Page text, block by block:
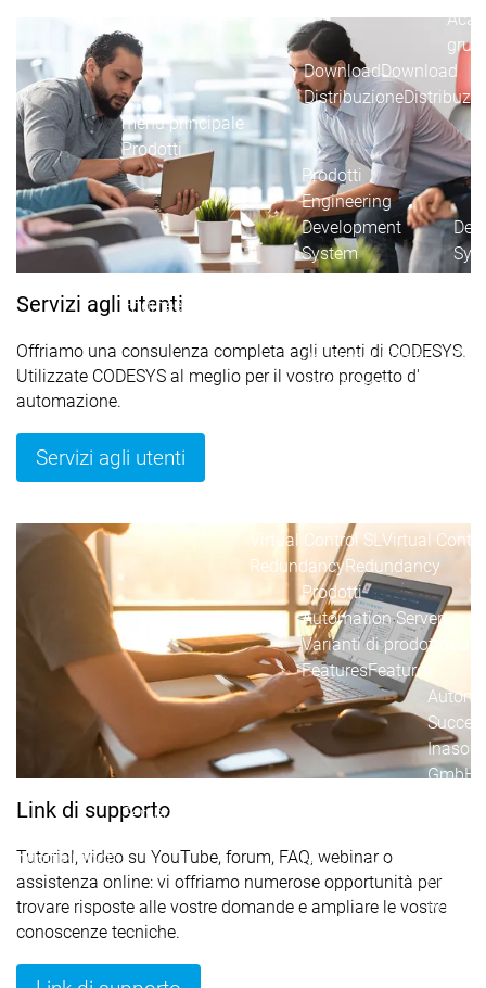
DownloadDownload
Distribuzione
ProdottiProdotti
menu principale
Prodotti
Engineering
Prodotti
Engineering
Development
System
AI-supported
AI-
Developer Edition
Application
Virtual Control SLVirtual
RedundancyRedundancy
Server
Prodotti
Automation Server
Varianti di prodotto
FeaturesFeatures
Stories Stories
Inasoft
GmbH |
Fliegl |
Servizi agli utenti
Offriamo una consulenza completa agli utenti di CODESYS.
Utilizzate CODESYS al meglio per il vostro progetto d'
automazione.
Servizi agli utenti
Link di supporto
Tutorial, video su YouTube, forum, FAQ, webinar o
assistenza online: vi offriamo numerose opportunità per
trovare risposte alle vostre domande e ampliare le vostre
conoscenze tecniche.